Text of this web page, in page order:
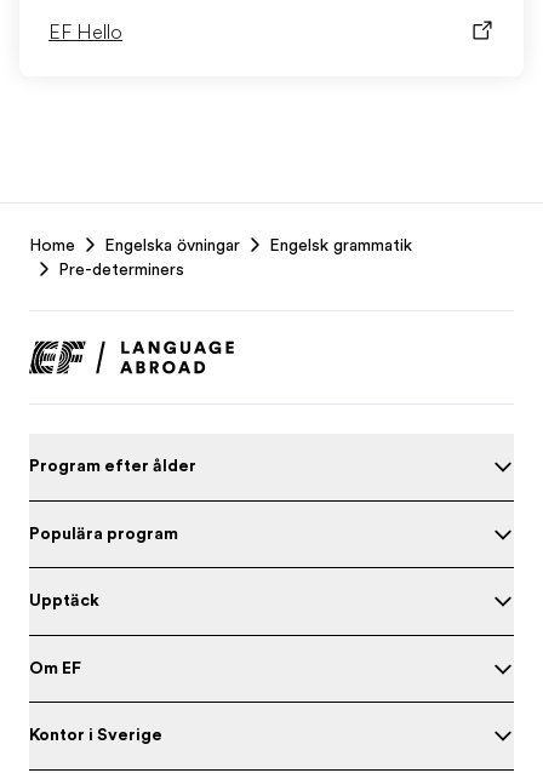
EF Hello
Footer
Home Engelska övningar
Engelsk grammatik
Pre-determiners
Program efter ålder
Populära program
Upptäck
Om EF
Kontor i Sverige